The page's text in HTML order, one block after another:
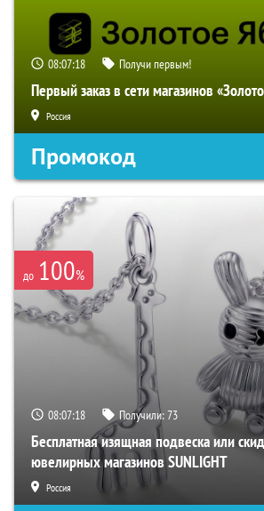
08:07:16 Получи первым!
Первый заказ в сети магазинов
Россия
Промокод
до 100%
08:07:16 Получили:73
Бесплатная изящная подвеска или
ювелирных магазинов SUNLIGHT
Россия